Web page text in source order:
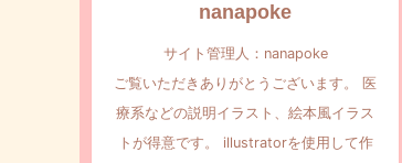
nanapoke
サイト管理人：nanapoke
ご覧いただきありがとうございます。 医
療系などの説明イラスト、絵本風イラス
トが得意です。 illustratorを使用して作